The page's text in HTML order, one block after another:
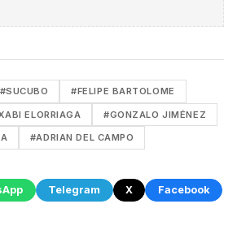
#SUCUBO #FELIPE BARTOLOME
ELORRIAGA #GONZALO JIMÉNEZ
#ADRIAN DEL CAMPO
Telegram X
Facebook